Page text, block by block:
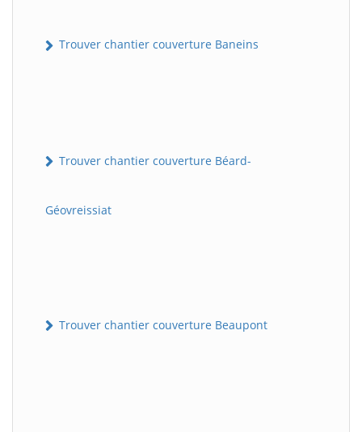
Trouver chantier couverture Baneins
Trouver chantier couverture Béard-
Géovreissiat
Trouver chantier couverture Beaupont